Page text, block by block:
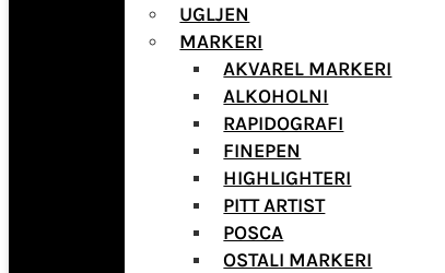
UGLJEN
MARKERI
AKVAREL MARKERI
ALKOHOLNI
RAPIDOGRAFI
FINEPEN
HIGHLIGHTERI
PITT ARTIST
POSCA
OSTALI MARKERI